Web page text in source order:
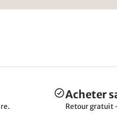
Acheter
Retour gratuit